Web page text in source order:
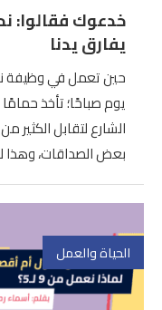
خدعوك فقالوا:
يفارق يدنا
حين تعمل في وظيفة
يوم صباحًا؛ تأخذ
الشارع لتقابل
بعض الصداقات، وهذا
الحياة والعمل